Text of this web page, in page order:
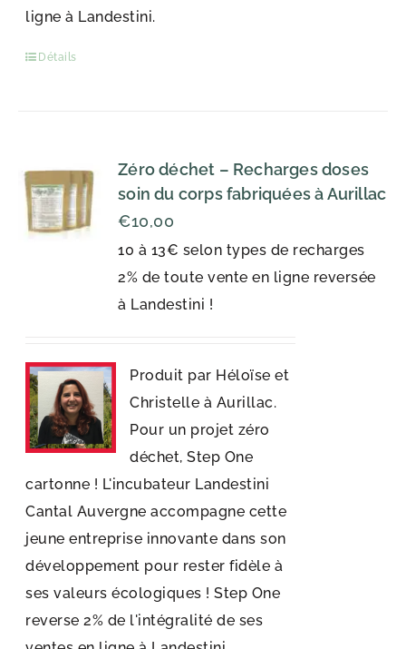
ligne à Landestini.
Détails
Zéro déchet – Recharges doses
soin du corps fabriquées à Aurillac
10 à 13€ selon types de recharges
2% de toute vente en ligne reversée
à Landestini !
€10,00
Produit par Héloïse et
Christelle à Aurillac.
Pour un projet zéro
déchet, Step One
cartonne ! L'incubateur Landestini
Cantal Auvergne accompagne cette
jeune entreprise innovante dans son
développement pour rester fidèle à
ses valeurs écologiques ! Step One
reverse 2% de l'intégralité de ses